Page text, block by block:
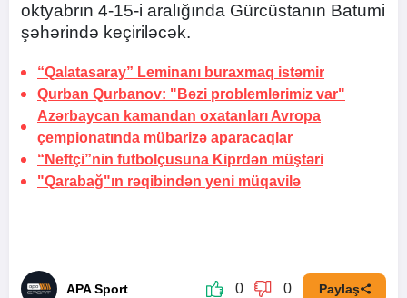
oktyabrın 4-15-i aralığında Gürcüstanın Batumi
şəhərində keçiriləcək.
“Qalatasaray” Leminanı buraxmaq istəmir
Qurban Qurbanov: "Bəzi problemlərimiz var"
Azərbaycan kamandan oxatanları Avropa
çempionatında mübarizə aparacaqlar
“Neftçi”nin futbolçusuna Kiprdən müştəri
"Qarabağ"ın rəqibindən yeni müqavilə
APA Sport 0 0 Paylaş